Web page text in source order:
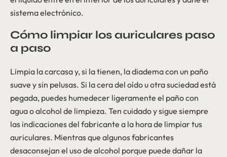
sistema electrónico.
Cómo limpiar los auriculares paso
a paso
Limpia la carcasa y, si la tienen, la diadema con un paño
suave y sin pelusas. Si la cera del oído u otra suciedad está
pegada, puedes humedecer ligeramente el paño con
agua o alcohol de limpieza. Ten cuidado y sigue siempre
las indicaciones del fabricante a la hora de limpiar tus
auriculares. Mientras que algunos fabricantes
desaconsejan el uso de alcohol porque puede dañar la